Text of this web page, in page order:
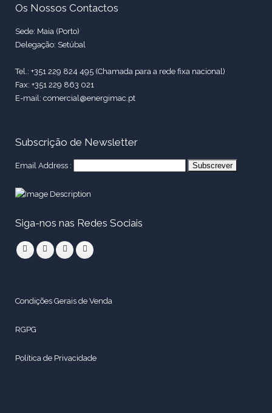
Os Nossos Contactos
Sede: Maia (Porto)
Delegação: Setúbal
Tel.: +351 229 824 495 (Chamada para a rede fixa nacional)
Fax: +351 229 863 021
E-mail: comercial@energimac.pt
Subscrição de Newsletter
Email Address :
Siga-nos nas Redes Sociais
Condições Gerais de Venda
RGPG
Política de Privacidade